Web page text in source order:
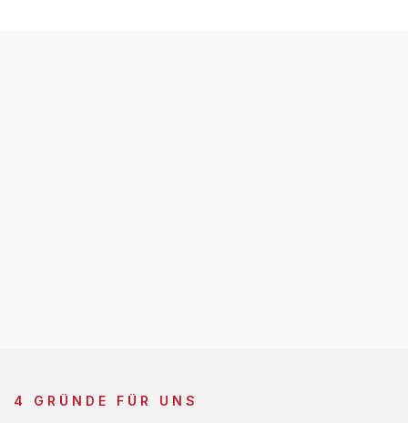
4 GRÜNDE FÜR UNS